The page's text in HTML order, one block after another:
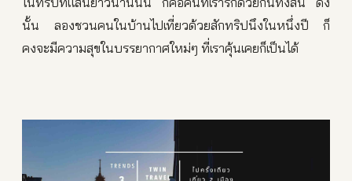
นั้น ลองชวนคนในบ้านไปเที่ยวด้วยสักทริปนึงในหนึ่งปี ก็
คงจะมีความสุขในบรรยากาศใหม่ๆ ที่เราคุ้นเคยก็เป็นได้